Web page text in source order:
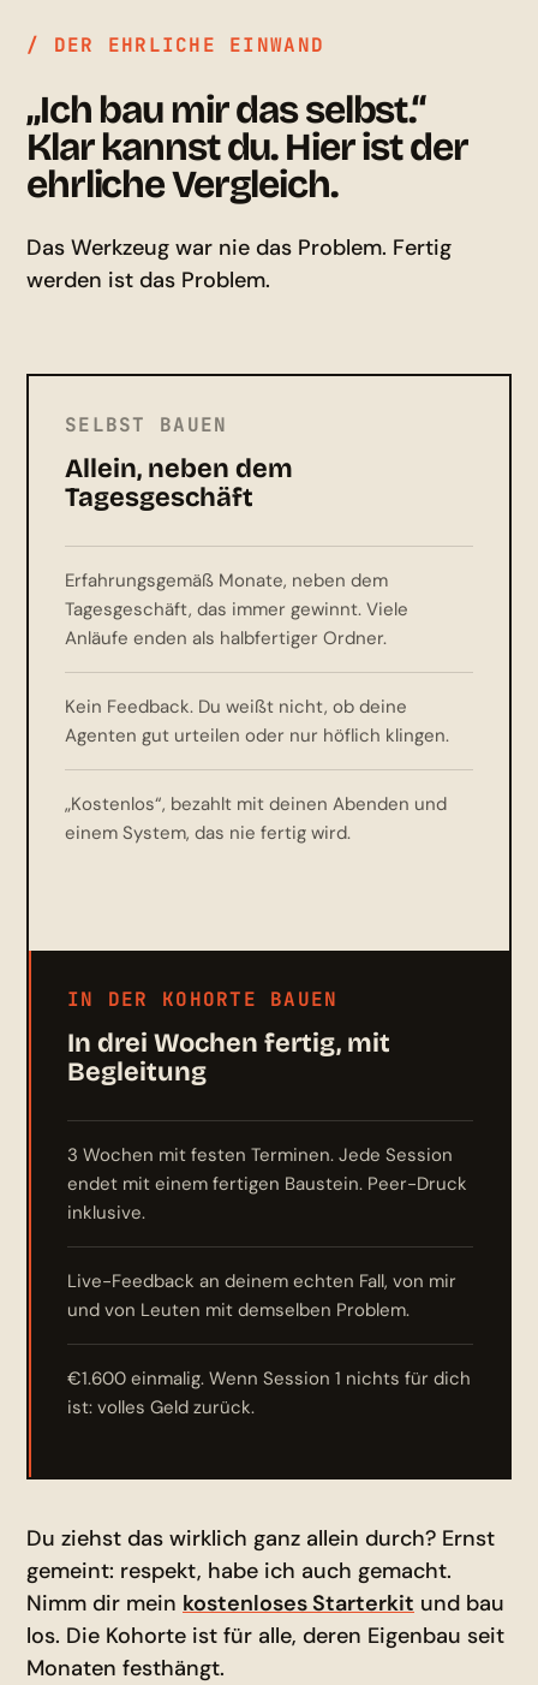
/ DER EHRLICHE EINWAND
„Ich bau mir das selbst.“
Klar kannst du. Hier ist der
ehrliche Vergleich.
Das Werkzeug war nie das Problem. Fertig
werden ist das Problem.
SELBST BAUEN
Allein, neben dem
Tagesgeschäft
Erfahrungsgemäß Monate, neben dem
Tagesgeschäft, das immer gewinnt. Viele
Anläufe enden als halbfertiger Ordner.
Kein Feedback. Du weißt nicht, ob deine
Agenten gut urteilen oder nur höflich klingen.
„Kostenlos“, bezahlt mit deinen Abenden und
einem System, das nie fertig wird.
IN DER KOHORTE BAUEN
In drei Wochen fertig, mit
Begleitung
3 Wochen mit festen Terminen. Jede Session
endet mit einem fertigen Baustein. Peer-Druck
inklusive.
Live-Feedback an deinem echten Fall, von mir
und von Leuten mit demselben Problem.
€1.600 einmalig. Wenn Session 1 nichts für dich
ist: volles Geld zurück.
Du ziehst das wirklich ganz allein durch? Ernst
gemeint: respekt, habe ich auch gemacht.
Nimm dir mein kostenloses Starterkit und bau
los. Die Kohorte ist für alle, deren Eigenbau seit
Monaten festhängt.